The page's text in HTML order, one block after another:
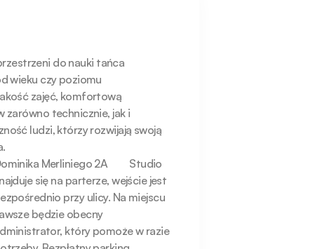
do nauki tańca
wieku czy poziomu
zajęć, komfortową
zarówno technicznie, jak i
ludzi, którzy rozwijają swoją
Merliniego 2A         Studio
się na parterze, wejście jest
przy ulicy. Na miejscu
będzie obecny
który pomoże w razie